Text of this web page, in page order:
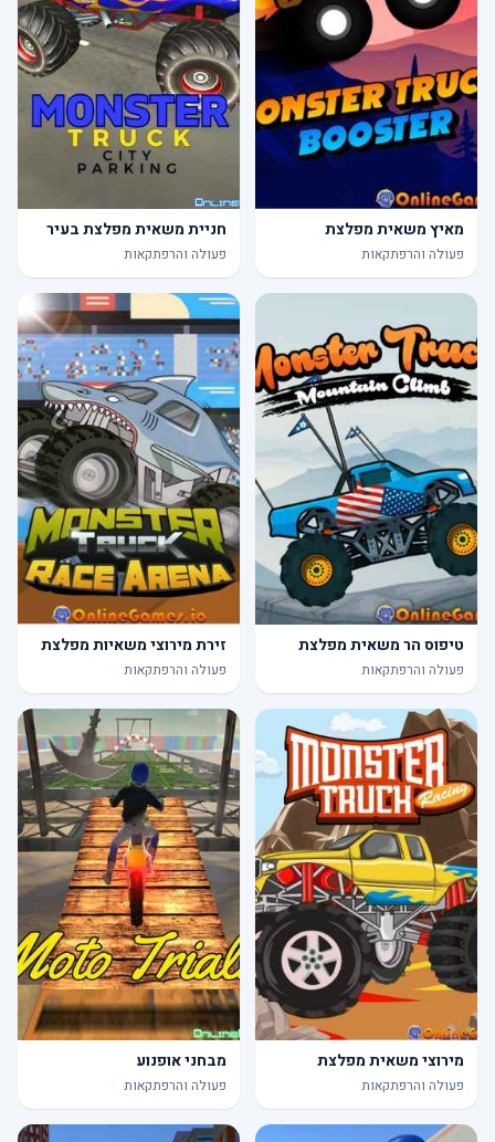
מאיץ משאית מפלצת
פעולה והרפתקאות
חניית משאית מפלצת בעיר
פעולה והרפתקאות
טיפוס הר משאית מפלצת
פעולה והרפתקאות
זירת מירוצי משאיות מפלצת
פעולה והרפתקאות
מירוצי משאית מפלצת
פעולה והרפתקאות
מבחני אופנוע
פעולה והרפתקאות